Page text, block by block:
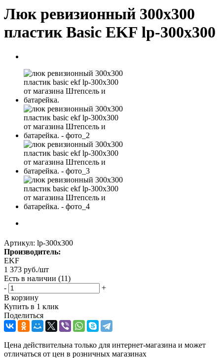
Люк ревизионный 300х300
пластик Basic EKF lp-300x300
Артикул: lp-300x300
Производитель:
EKF
1 373 руб./шт
Есть в наличии (11)
-
+
В корзину
Купить в 1 клик
Поделиться
Цена действительна только для интернет-магазина и может
отличаться от цен в розничных магазинах